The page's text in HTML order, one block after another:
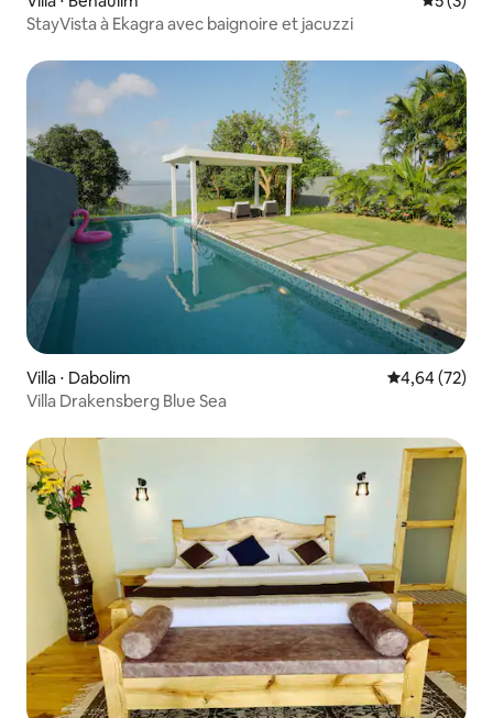
StayVista à Ekagra avec baignoire et jacuzzi
Villa ⋅ Dabolim Évaluation
4,64 (72)
Villa Drakensberg Blue Sea